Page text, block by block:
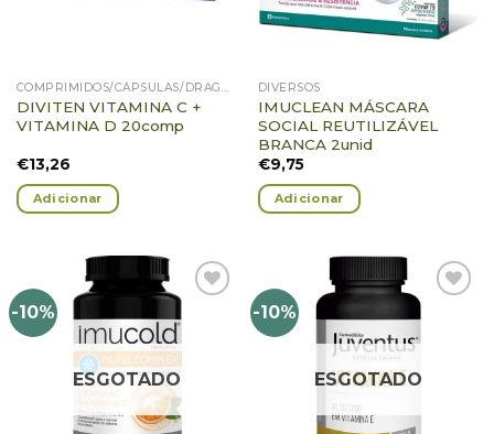
COMPRIMIDOS/CÁPSULAS/DRAGEIAS/PASTILHAS/GOMAS
DIVITEN VITAMINA C +
VITAMINA D 20comp
€13,26
Adicionar
DIVERSOS
IMUCLEAN MÁSCARA
SOCIAL REUTILIZÁVEL
BRANCA 2unid
€9,75
Adicionar
-10%
Adicionar
Favoritos
ESGOTADO
-10%
Favoritos
ESGOTADO